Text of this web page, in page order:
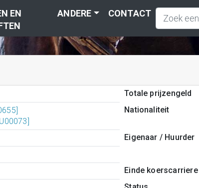
EN
ANDERE CONTACT
Totale prijzengeld
Nationaliteit
Eigenaar / Huurder
Einde koerscarriere